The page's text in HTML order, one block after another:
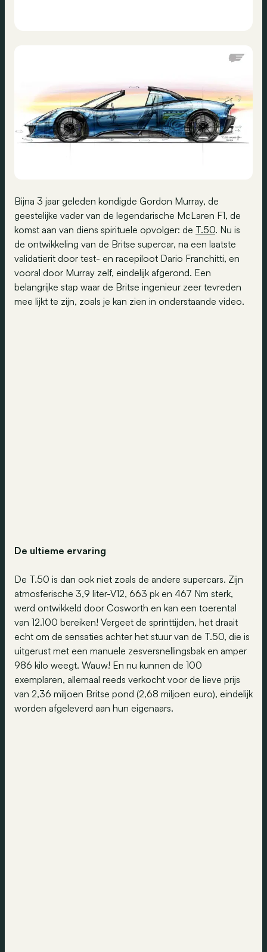
Bijna 3 jaar geleden kondigde Gordon Murray, de
geestelijke vader van de legendarische McLaren F1, de
komst aan van diens spirituele opvolger: de T.50. Nu is
de ontwikkeling van de Britse supercar, na een laatste
validatierit door test- en racepiloot Dario Franchitti, en
vooral door Murray zelf, eindelijk afgerond. Een
belangrijke stap waar de Britse ingenieur zeer tevreden
mee lijkt te zijn, zoals je kan zien in onderstaande video.
De ultieme ervaring
De T.50 is dan ook niet zoals de andere supercars. Zijn
atmosferische 3,9 liter-V12, 663 pk en 467 Nm sterk,
werd ontwikkeld door Cosworth en kan een toerental
van 12.100 bereiken! Vergeet de sprinttijden, het draait
echt om de sensaties achter het stuur van de T.50, die is
uitgerust met een manuele zesversnellingsbak en amper
986 kilo weegt. Wauw! En nu kunnen de 100
exemplaren, allemaal reeds verkocht voor de lieve prijs
van 2,36 miljoen Britse pond (2,68 miljoen euro), eindelijk
worden afgeleverd aan hun eigenaars.